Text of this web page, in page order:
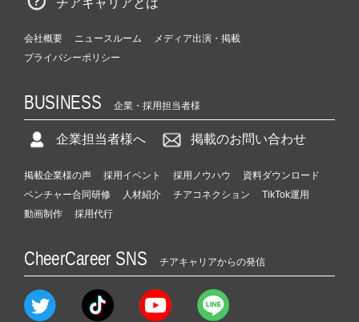
会社概要 ニュースルーム
メディア出演・掲載
プライバシーポリシー
BUSINESS 企業・採用担当者様
企業担当者様へ 掲載のお問い合わせ
掲載企業様の声 採用イベント 採用ノウハウ
資料ダウンロード
ベンチャー合同研修
人材紹介 チアコネクション
TikTok運用
動画制作
採用代行
CheerCareer SNS チアキャリアからの発信